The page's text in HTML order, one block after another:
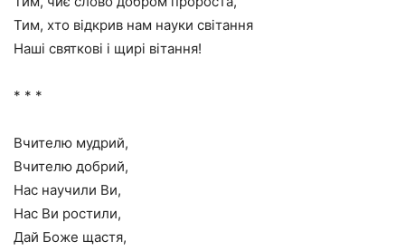
Тим, хто відкрив нам науки світання
Наші святкові і щирі вітання!
* * *
Вчителю мудрий,
Вчителю добрий,
Нас научили Ви,
Нас Ви ростили,
Дай Боже щастя,